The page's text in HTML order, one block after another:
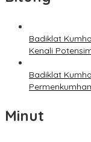
Badiklat
Kenali
Badiklat
Minut